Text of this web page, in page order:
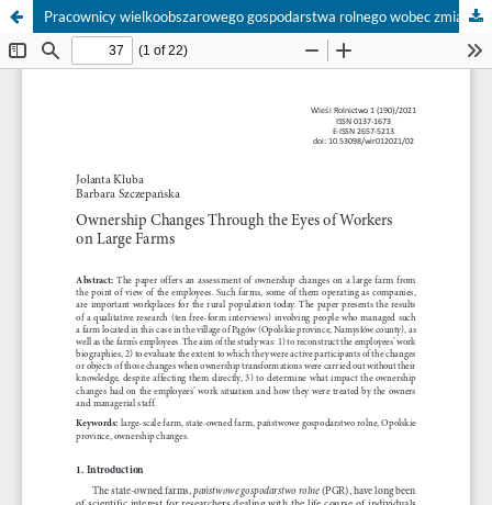
Pracownicy wielkoobszarowego gospodarstwa rolnego wobec zmian własnościowych